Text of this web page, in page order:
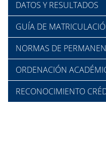
DATOS Y RESULTADOS
GUÍA DE
NORMAS DE
ORDENACIÓN
RECONOCIMIENTO